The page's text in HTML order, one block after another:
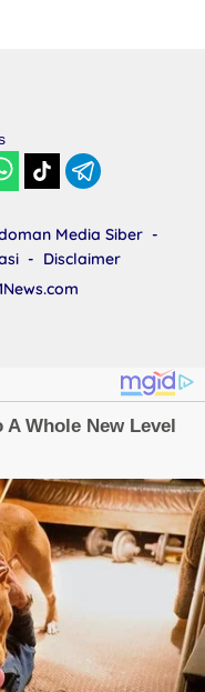
Media Siber
Disclaimer